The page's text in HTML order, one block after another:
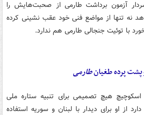
آزمون برداشت طارمی از صحبت‌هایش را
نه تنها از مواضع فنی خود عقب نشینی کرده
با توئیت جنجالی طارمی هم ندارد.
پرده طغیانطارمی
هیچ تصمیمی برای تنبیه ستاره ملی
از او برای دیدار با لبنان و سوریه استفاده